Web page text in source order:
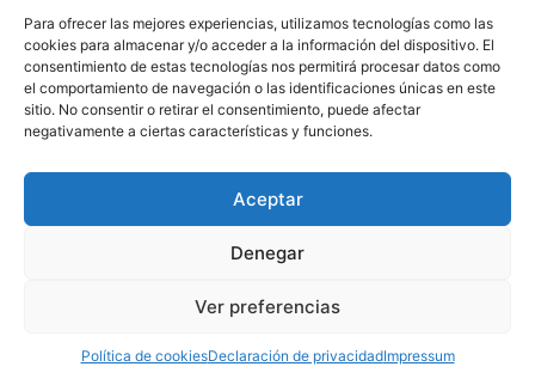
Para ofrecer las mejores experiencias, utilizamos tecnologías como las
cookies para almacenar y/o acceder a la información del dispositivo. El
consentimiento de estas tecnologías nos permitirá procesar datos como
el comportamiento de navegación o las identificaciones únicas en este
sitio. No consentir o retirar el consentimiento, puede afectar
negativamente a ciertas características y funciones.
Aceptar
Denegar
Ver preferencias
Política de cookiesDeclaración de privacidadImpressum
Política de Cookies
Aviso Legal
910 607 564
derechos reservados